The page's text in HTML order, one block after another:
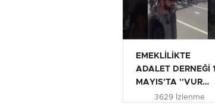
EMEKLİLİKTE
ADALET DERNEĞİ 1
MAYIS'TA ''VUR
VUR İNLESİN VE...
3629 İzlenme